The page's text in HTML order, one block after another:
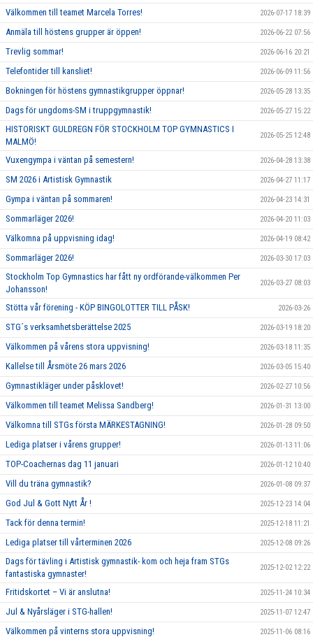
Välkommen till teamet Marcela Torres! 2026-07-17 18:39
Anmäla till höstens grupper är öppen! 2026-06-22 07:56
Trevlig sommar! 2026-06-16 20:21
Telefontider till kansliet! 2026-06-09 11:56
Bokningen för höstens gymnastikgrupper öppnar! 2026-05-28 13:35
Dags för ungdoms-SM i truppgymnastik! 2026-05-27 15:22
HISTORISKT GULDREGN FÖR STOCKHOLM TOP GYMNASTICS I
MALMÖ!
2026-05-25 12:48
Vuxengympa i väntan på semestern! 2026-04-28 13:38
SM 2026 i Artistisk Gymnastik 2026-04-27 11:17
Gympa i väntan på sommaren! 2026-04-23 14:31
Sommarläger 2026! 2026-04-20 11:03
Välkomna på uppvisning idag! 2026-04-19 08:42
Sommarläger 2026! 2026-03-30 17:03
Stockholm Top Gymnastics har fått ny ordförande-välkommen Per
Johansson!
2026-03-27 08:03
Stötta vår förening - KÖP BINGOLOTTER TILL PÅSK! 2026-03-26
STG´s verksamhetsberättelse 2025 2026-03-19 18:20
Välkommen på vårens stora uppvisning! 2026-03-18 11:35
Kallelse till Årsmöte 26 mars 2026 2026-03-05 15:40
Gymnastikläger under påsklovet! 2026-02-27 10:56
Välkommen till teamet Melissa Sandberg! 2026-01-31 13:00
Välkomna till STGs första MÄRKESTAGNING! 2026-01-28 09:50
Lediga platser i vårens grupper! 2026-01-13 11:06
TOP-Coachernas dag 11 januari 2026-01-12 10:40
Vill du träna gymnastik? 2026-01-08 09:37
God Jul & Gott Nytt År ! 2025-12-23 14:04
Tack för denna termin! 2025-12-18 11:21
Lediga platser till vårterminen 2026 2025-12-08 09:26
Dags för tävling i Artistisk gymnastik- kom och heja fram STGs
fantastiska gymnaster!
2025-12-02 12:22
Fritidskortet – Vi är anslutna! 2025-11-24 10:34
Jul & Nyårsläger i STG-hallen! 2025-11-07 12:47
Välkommen på vinterns stora uppvisning! 2025-11-06 08:16